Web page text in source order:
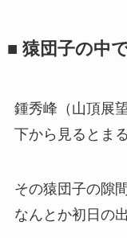
■ 猿団子の中
鍾秀峰（山頂展
下から見るとま
その猿団子の隙
なんとか初日の